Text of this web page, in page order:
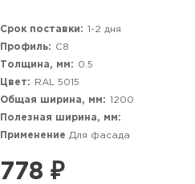
Срок поставки: 1-2 дня
Профиль:
C8
Толщина, мм:
0.5
Цвет:
RAL 5015
Общая ширина, мм: 1200
Полезная ширина, мм:
Применение Для фасада
778 ₽